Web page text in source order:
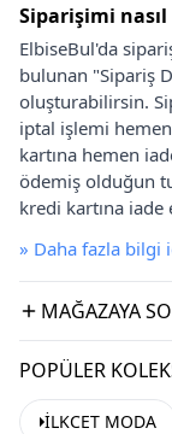
Siparişimi
ElbiseBul'da
bulunan "Sipariş
oluşturabilirsin.
iptal işlemi
kartına hemen
ödemiş olduğun
kredi kartına iade
» Daha fazla bilgi
MAĞAZAYA
POPÜLER
İLKCET MODA